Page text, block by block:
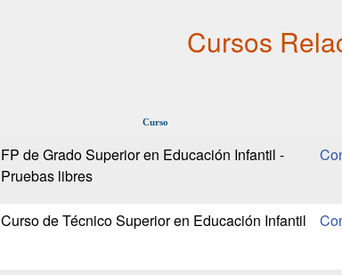
Cursos
Curso
FP de Grado Superior en Educación Infantil -
Pruebas libres
Curso de Técnico Superior en Educación Infantil